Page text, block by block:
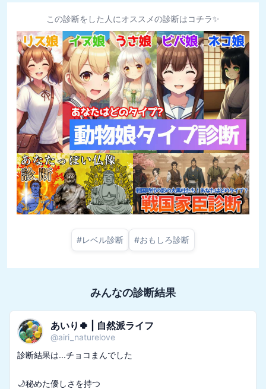
この診断をした人にオススメの診断はコチラ✨
#レベル診断 #おもしろ診断
みんなの診断結果
あいり🍀 | 自然派ライフ
@airi_naturelove
診断結果は...チョコまんでした
🌙秘めた優しさを持つ